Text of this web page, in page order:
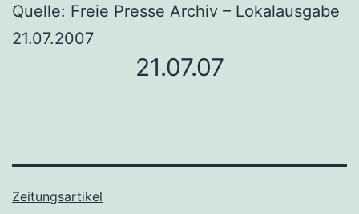
Quelle: Freie Presse Archiv – Lokalausgabe
21.07.2007
21.07.07
Zeitungsartikel